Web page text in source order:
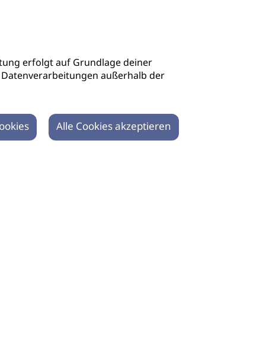
erfolgt auf Grundlage deiner
Datenverarbeitungen außerhalb der
Alle Cookies akzeptieren